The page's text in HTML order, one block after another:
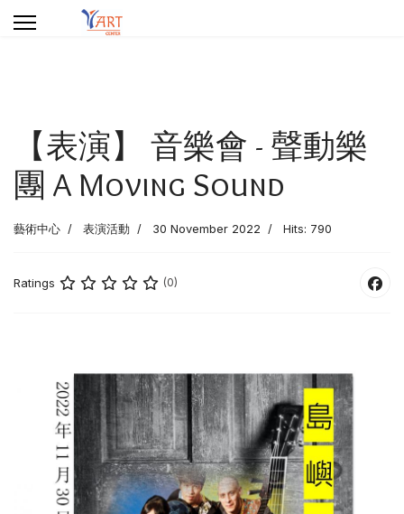
【表演】 音樂會 - 聲動樂
團 A Moving Sound
藝術中心 表演活動 30 November 2022 Hits: 790
Ratings (0)